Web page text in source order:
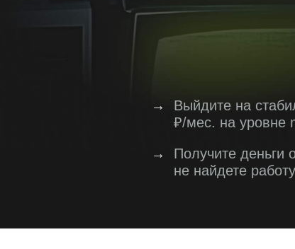
→
→
Выйдите на
₽/мес. на уровне
Получите деньги
не найдете работу